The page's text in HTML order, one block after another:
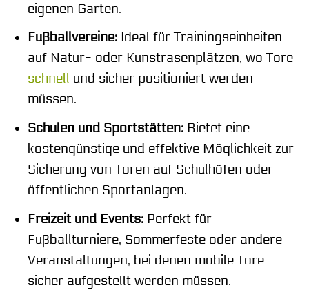
eigenen Garten.
Fußballvereine:Ideal für Trainingseinheiten
auf Natur- oder Kunstrasenplätzen, wo Tore
schnell und sicher positioniert werden
müssen.
Schulen und Sportstätten:Bietet eine
kostengünstige und effektive Möglichkeit zur
Sicherung von Toren auf Schulhöfen oder
öffentlichen Sportanlagen.
Freizeit und Events:Perfekt für
Fußballturniere, Sommerfeste oder andere
Veranstaltungen, bei denen mobile Tore
sicher aufgestellt werden müssen.